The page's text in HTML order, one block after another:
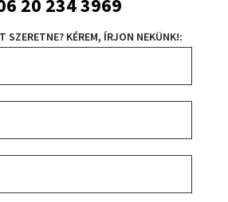
de bővíthető, 20 cm-es ipari padló
műanyag, hőszigetelt ötkamrás
m ipari szekcionált kapuk, Belső
Tetőburkolat és oldalburkolat 10
villámvédelem. Belső kialakítás
egyedi igényei szerint, saját
20 234 3969
SZERETNE? KÉREM, ÍRJON NEKÜNK!: